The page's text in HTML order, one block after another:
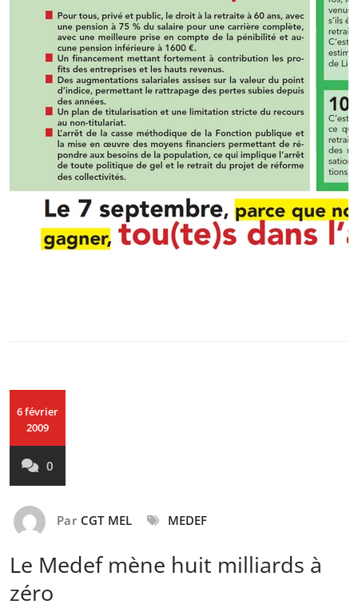
6 février
2009
0
Par CGT MEL MEDEF
Le Medef mène huit milliards à
zéro